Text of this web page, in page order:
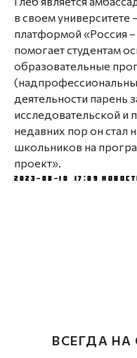
в своем университете
платформой «Россия
помогает студентам
образовательные
деятельности парень
исследовательской и
недавних пор он стал
школьников на
проект».
2023-08-10 17:09
ВСЕГДА НА